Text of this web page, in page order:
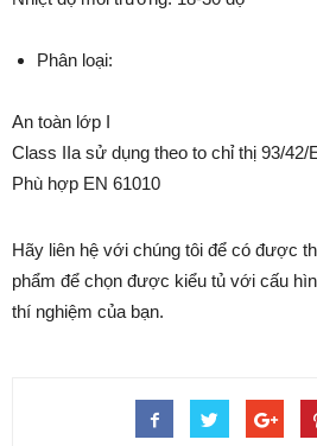
Phân loại:
An toàn lớp I
Class IIa sử dụng theo to chỉ thị 93/42/
Phù hợp EN 61010
Hãy liên hệ với chúng tôi để có được
phẩm để chọn được kiểu tủ với cấu
thí nghiệm của bạn.